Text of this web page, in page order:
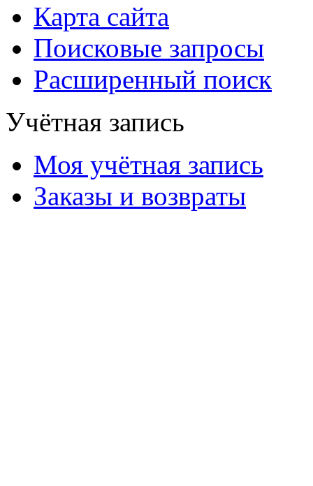
Карта сайта
Поисковые запросы
Расширенный поиск
Учётная запись
Моя учётная запись
Заказы и возвраты